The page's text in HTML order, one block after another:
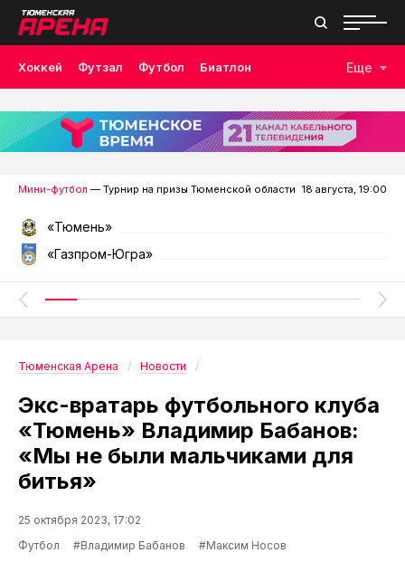
Хоккей Футзал Футбол Биатлон
Лыжные гонки Волейбол Плавание Дзюдо
Скалолазание Велоспорт Бокс
Еще
Мини-футбол — Турнир на призы Тюменской области 18 августа, 19:00
«Тюмень»
«Газпром-Югра»
Тюменская Арена Новости
Экс-вратарь футбольного клуба
«Тюмень» Владимир Бабанов:
«Мы не были мальчиками для
битья»
25 октября 2023, 17:02
Футбол
#Владимир Бабанов #Максим Носов